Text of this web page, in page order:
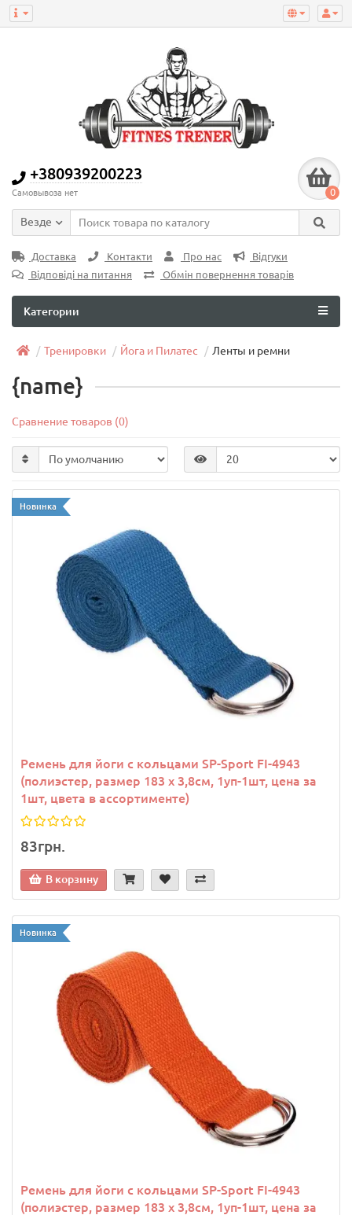
+380939200223
Самовывоза нет 0
Везде
Доставка Контакти Про нас
Відгуки
Відповіді на питання
Обмін повернення товарів
Категории
Тренировки Йога и Пилатес Ленты и ремни
{name}
Сравнение товаров (0)
Новинка
Ремень для йоги с кольцами SP-Sport FI-4943
(полиэстер, размер 183 x 3,8см, 1уп-1шт, цена за
1шт, цвета в ассортименте)
83грн.
В корзину
Новинка
Ремень для йоги с кольцами SP-Sport FI-4943
(полиэстер, размер 183 x 3,8см, 1уп-1шт, цена за